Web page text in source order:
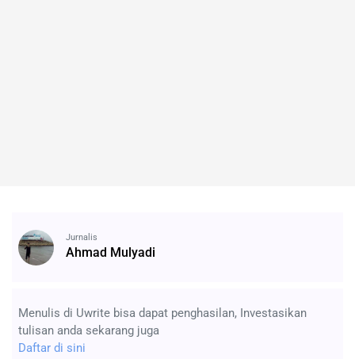
Jurnalis
Ahmad Mulyadi
Menulis di Uwrite bisa dapat penghasilan, Investasikan
tulisan anda sekarang juga
Daftar di sini